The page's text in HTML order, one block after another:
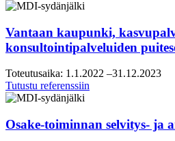
visio-
ja
tiekarttatyö
Vantaan kaupunki,
konsultointipalveluiden
Toteutusaika: 1.1.2022 –31.12.2023
Tutustu referenssiin
puitesopimus
Osake-toiminnan selvitys- ja